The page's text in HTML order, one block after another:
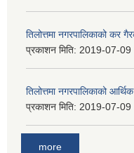
तिलोत्तमा नगरपालिकाको कर
प्रकाशन मिति: 2019-07-09
तिलोत्तमा नगरपालिकाको
प्रकाशन मिति: 2019-07-09
more